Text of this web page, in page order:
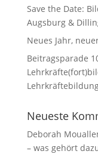
Save the Date:
Augsburg &
Neues Jahr,
Beitragsparade
Neueste
Deborah
– was gehört